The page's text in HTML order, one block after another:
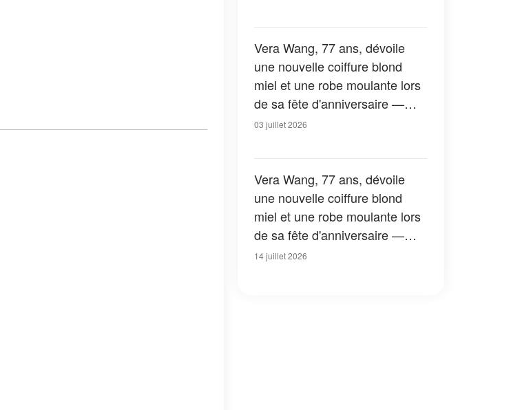
Vera Wang, 77 ans, dévoile
une nouvelle coiffure blond
miel et une robe moulante lors
de sa fête d'anniversaire —
Photos
03 juillet 2026
Vera Wang, 77 ans, dévoile
une nouvelle coiffure blond
miel et une robe moulante lors
de sa fête d'anniversaire —
Photos
14 juillet 2026